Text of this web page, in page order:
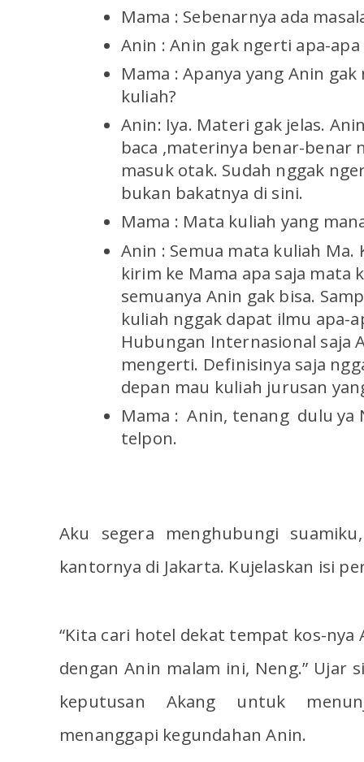
Mama : Sebenarnya ada
Anin : Anin gak ngerti apa-apa
Mama : Apanya yang Anin
kuliah?
Anin: Iya. Materi gak jelas.
baca ,materinya benar-benar
masuk otak. Sudah nggak
bukan bakatnya di sini.
Mama : Mata kuliah yang
Anin : Semua mata kuliah Ma.
kirim ke Mama apa saja mata
semuanya Anin gak bisa.
kuliah nggak dapat ilmu apa-
Hubungan Internasional saja
mengerti. Definisinya saja
depan mau kuliah jurusan
Mama : Anin, tenang dulu ya
telpon.
Aku segera menghubungi
kantornya di Jakarta. Kujelaskan isi
“Kita cari hotel dekat tempat kos-
dengan Anin malam ini, Neng.” Ujar
keputusan Akang untuk
menanggapi kegundahan Anin.